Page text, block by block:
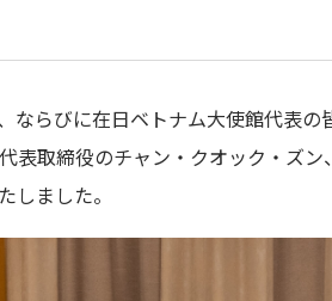
らびに在日ベトナム大使館代表の
表取締役のチャン・クオック・ズ
しました。